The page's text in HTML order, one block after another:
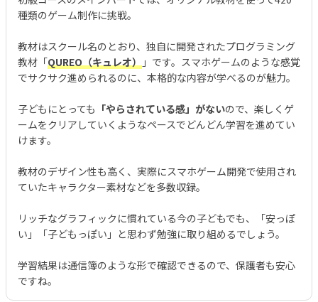
種類のゲーム制作に挑戦。
教材はスクール名のとおり、独自に開発されたプログラミング
教材「QUREO（キュレオ）
」です。スマホゲームのような感覚
でサクサク進められるのに、本格的な内容が学べるのが魅力。
子どもにとっても 「やらされている感」がないので、楽しくゲ
ームをクリアしていくようなペースでどんどん学習を進めてい
けます。
教材のデザイン性も高く、実際にスマホゲーム開発で使用され
ていたキャラクター素材などを多数収録。
リッチなグラフィックに慣れている今の子どもでも、「安っぽ
い」「子どもっぽい」と思わず勉強に取り組めるでしょう。
学習結果は通信簿のような形で確認できるので、保護者も安心
ですね。